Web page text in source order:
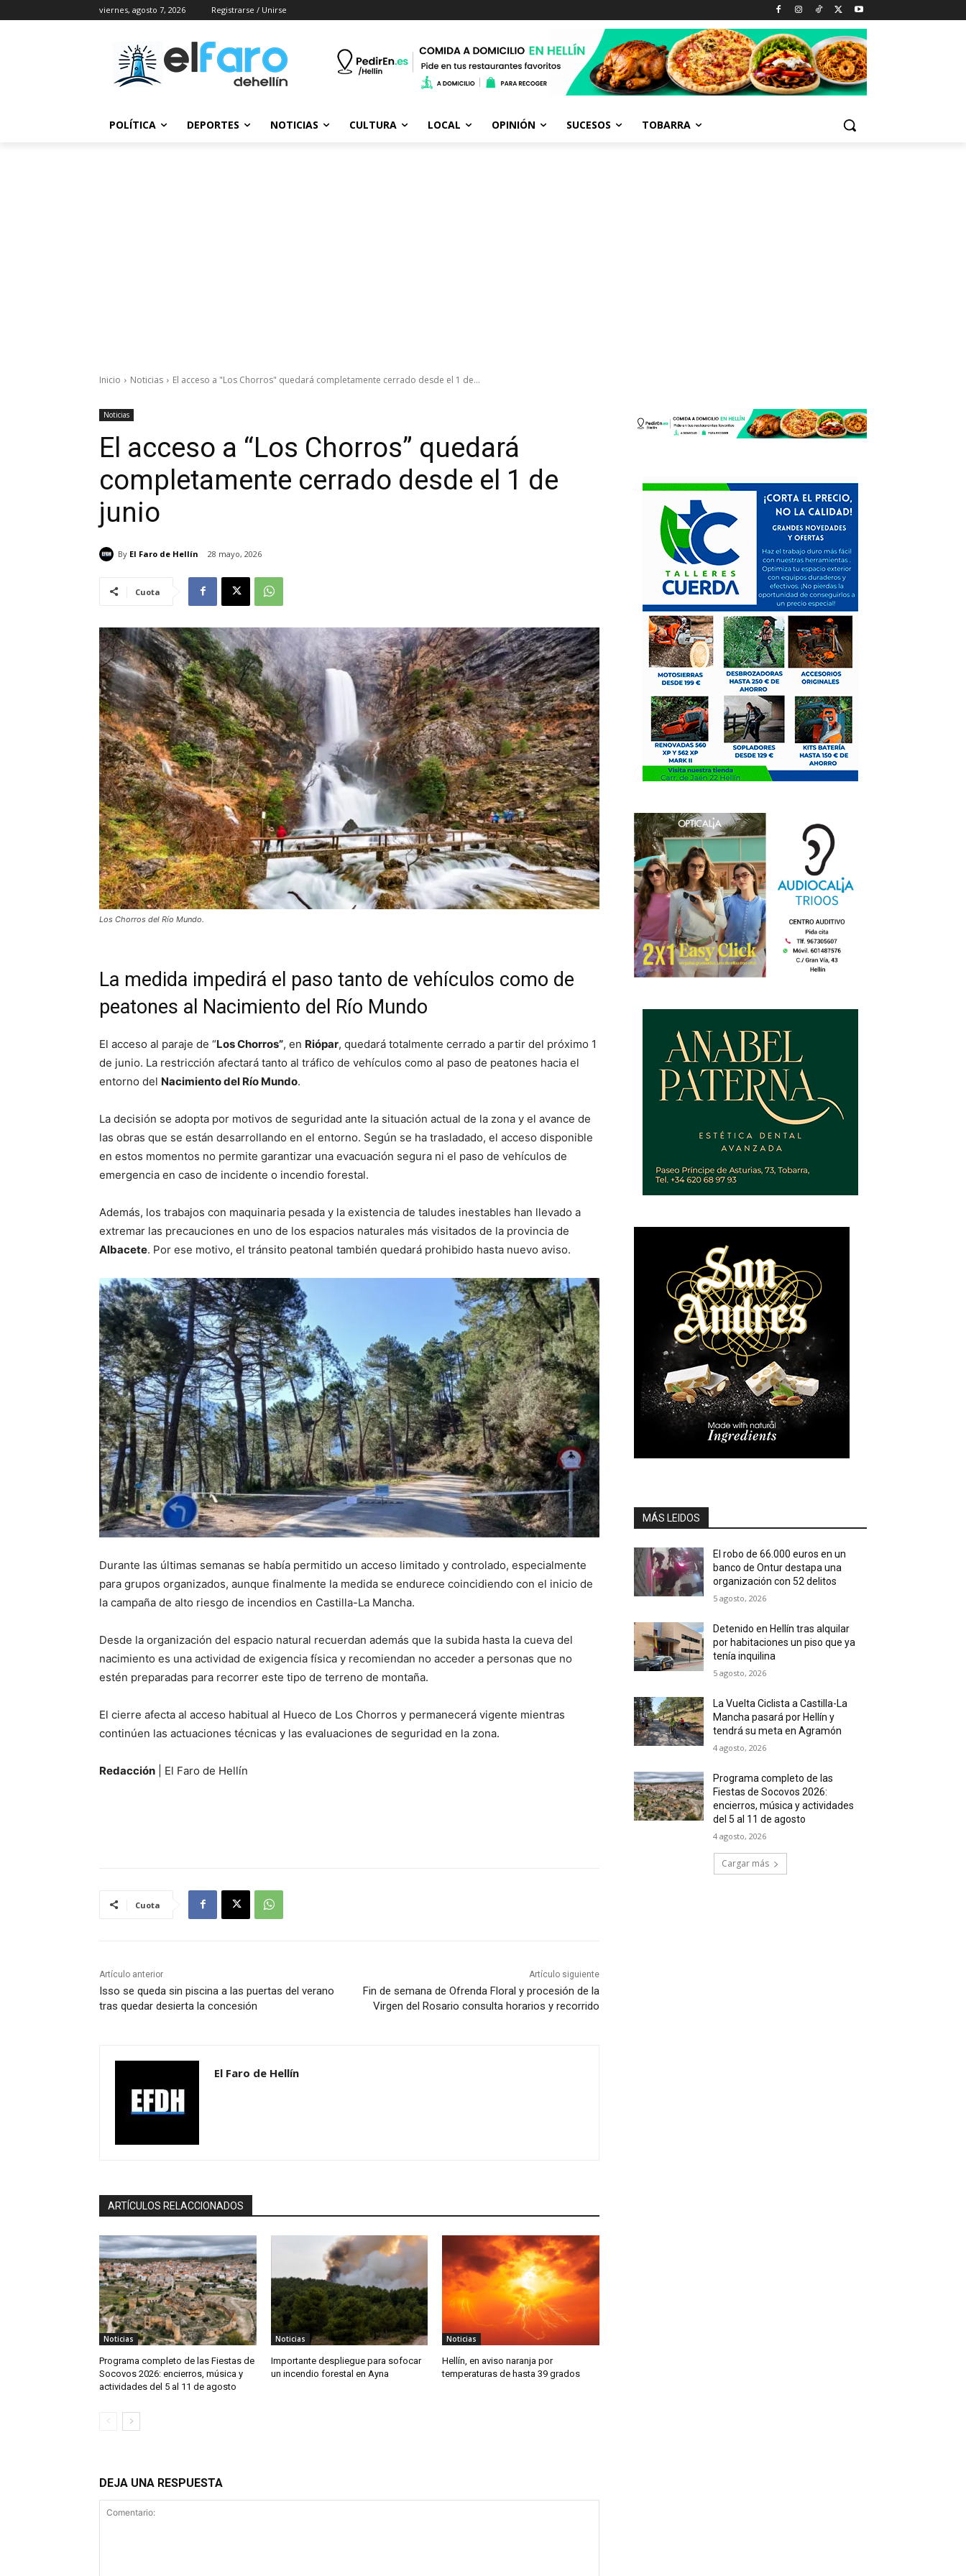
viernes, agosto 7, 2026 Registrarse / Unirse
POLÍTICA DEPORTES NOTICIAS CULTURA LOCAL OPINIÓN SUCESOS TOBARRA
Inicio Noticias El acceso a "Los Chorros" quedará completamente cerrado desde el 1 de...
Noticias
El acceso a “Los Chorros” quedará
completamente cerrado desde el 1 de
junio
By El Faro de Hellín 28 mayo, 2026
Cuota
Los Chorros del Río Mundo.
La medida impedirá el paso tanto de vehículos como de
peatones al Nacimiento del Río Mundo
El acceso al paraje de “Los Chorros”, en Riópar, quedará totalmente cerrado a partir del próximo 1
de junio. La restricción afectará tanto al tráfico de vehículos como al paso de peatones hacia el
entorno del Nacimiento del Río Mundo.
La decisión se adopta por motivos de seguridad ante la situación actual de la zona y el avance de
las obras que se están desarrollando en el entorno. Según se ha trasladado, el acceso disponible
en estos momentos no permite garantizar una evacuación segura ni el paso de vehículos de
emergencia en caso de incidente o incendio forestal.
Además, los trabajos con maquinaria pesada y la existencia de taludes inestables han llevado a
extremar las precauciones en uno de los espacios naturales más visitados de la provincia de
Albacete. Por ese motivo, el tránsito peatonal también quedará prohibido hasta nuevo aviso.
Durante las últimas semanas se había permitido un acceso limitado y controlado, especialmente
para grupos organizados, aunque finalmente la medida se endurece coincidiendo con el inicio de
la campaña de alto riesgo de incendios en Castilla-La Mancha.
Desde la organización del espacio natural recuerdan además que la subida hasta la cueva del
nacimiento es una actividad de exigencia física y recomiendan no acceder a personas que no
estén preparadas para recorrer este tipo de terreno de montaña.
El cierre afecta al acceso habitual al Hueco de Los Chorros y permanecerá vigente mientras
continúen las actuaciones técnicas y las evaluaciones de seguridad en la zona.
Redacción | El Faro de Hellín
Cuota
Artículo anterior
Isso se queda sin piscina a las puertas del verano
tras quedar desierta la concesión
Artículo siguiente
Fin de semana de Ofrenda Floral y procesión de la
Virgen del Rosario consulta horarios y recorrido
El Faro de Hellín
ARTÍCULOS RELACCIONADOS
Noticias
Programa completo de las Fiestas de
Socovos 2026: encierros, música y
actividades del 5 al 11 de agosto
Noticias
Importante despliegue para sofocar
un incendio forestal en Ayna
Noticias
Hellín, en aviso naranja por
temperaturas de hasta 39 grados
DEJA UNA RESPUESTA
MÁS LEIDOS
El robo de 66.000 euros en un
banco de Ontur destapa una
organización con 52 delitos
5 agosto, 2026
Detenido en Hellín tras alquilar
por habitaciones un piso que ya
tenía inquilina
5 agosto, 2026
La Vuelta Ciclista a Castilla-La
Mancha pasará por Hellín y
tendrá su meta en Agramón
4 agosto, 2026
Programa completo de las
Fiestas de Socovos 2026:
encierros, música y actividades
del 5 al 11 de agosto
4 agosto, 2026
Cargar más